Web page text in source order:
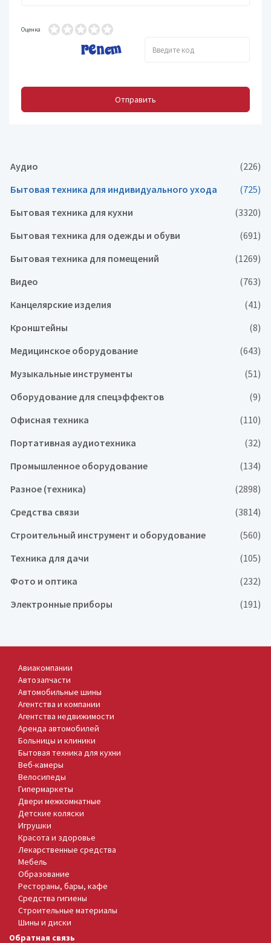
Оценка
Отправить
Аудио
(226)
Бытовая техника для индивидуального ухода
(725)
Бытовая техника для кухни
(3320)
Бытовая техника для одежды и обуви
(691)
Бытовая техника для помещений
(1269)
Видео
(763)
Канцелярские изделия
(41)
Кронштейны
(8)
Медицинское оборудование
(643)
Музыкальные инструменты
(51)
Оборудование для спецэффектов
(9)
Офисная техника
(110)
Портативная аудиотехника
(32)
Промышленное оборудование
(134)
Разное (техника)
(2898)
Средства связи
(3814)
Строительный инструмент и оборудование
(560)
Техника для дачи
(105)
Фото и оптика
(232)
Электронные приборы
(191)
Авиакомпании
Автозапчасти
Автомобильные шины
Агентства и компании
Агентства недвижимости
Аренда автомобилей
Больницы и клиники
Бытовая техника для кухни
Веб-камеры
Велосипеды
Гипермаркеты
Двери межкомнатные
Детские коляски
Игрушки
Красота и здоровье
Лекарственные средства
Мебель
Образование
Рестораны, бары, кафе
Средства гигиены
Строительные материалы
Шины и диски
Обратная связь